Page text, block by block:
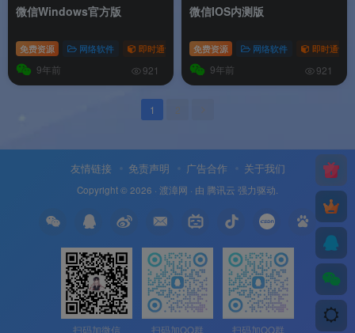
微信Windows官方版
免费资源 网络软件 即时通讯
9年前 921
微信IOS内测版
免费资源 网络软件 即时通讯
9年前 921
1 2
友情链接 免责声明 广告合作 关于我们
Copyright © 2026 · 渡漳网 · 由 腾讯云 强力驱动.
扫码加微信 扫码加QQ群 扫码加QQ群